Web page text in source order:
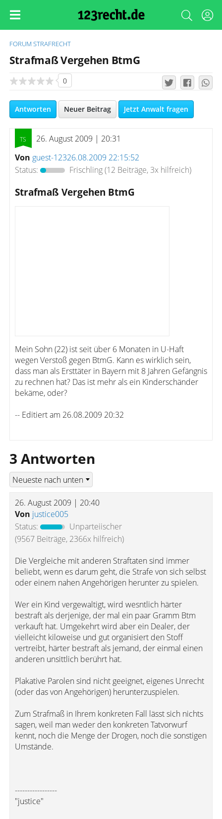
FORUM STRAFRECHT
Strafmaß Vergehen BtmG
0
Antworten Neuer Beitrag Jetzt Anwalt fragen
26. August 2009 | 20:31
Von guest-12326.08.2009 22:15:52
Status:
Frischling(12 Beiträge, 3x hilfreich)
Strafmaß Vergehen BtmG
Mein Sohn (22) ist seit über 6 Monaten in U-Haft
wegen Verstoß gegen BtmG. Kann es wirklich sein,
dass man als Ersttäter in Bayern mit 8 Jahren Gefängnis
zu rechnen hat? Das ist mehr als ein Kinderschänder
bekäme, oder?
-- Editiert am 26.08.2009 20:32
3 Antworten
26. August 2009 | 20:40
Von justice005
Status:
Unparteiischer
(9567 Beiträge, 2366x hilfreich)
Die Vergleiche mit anderen Straftaten sind immer
beliebt, wenn es darum geht, die Strafe von sich selbst
oder einem nahen Angehörigen herunter zu spielen.
Wer ein Kind vergewaltigt, wird wesntlich härter
bestraft als derjenige, der mal ein paar Gramm Btm
verkauft hat. Umgekehrt wird aber ein Dealer, der
vielleicht kiloweise und gut organisiert den Stoff
vertreibt, härter bestraft als jemand, der einmal einen
anderen unsittlich berührt hat.
Plakative Parolen sind nicht geeignet, eigenes Unrecht
(oder das von Angehörigen) herunterzuspielen.
Zum Strafmaß in Ihrem konkreten Fall lässt sich nichts
sagen, weil man weder den konkreten Tatvorwurf
kennt, noch die Menge der Drogen, noch die sonstigen
Umstände.
-----------------
"justice"